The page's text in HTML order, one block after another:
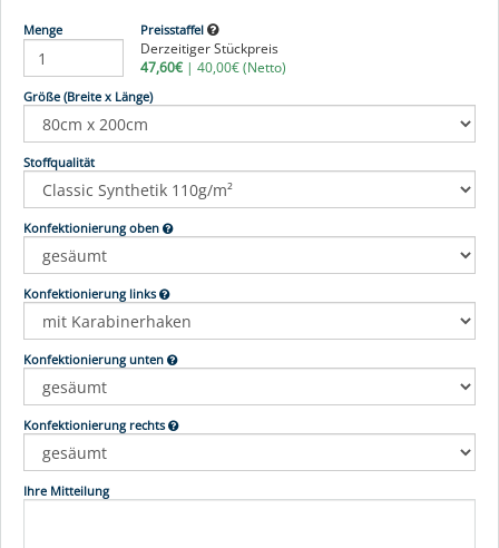
Menge Preisstaffel
Derzeitiger Stückpreis
47,60€ | 40,00€(Netto)
Größe (Breite x Länge)
Stoffqualität
Konfektionierung oben
Konfektionierung links
Konfektionierung unten
Konfektionierung rechts
Ihre Mitteilung